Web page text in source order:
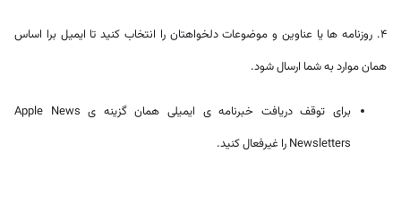
4. روزنامه ها یا عناوین و موضوعات دلخواهتان را انتخاب کنید تا ایمیل برا اساس
همان موارد به شما ارسال شود.
برای توقف دریافت خبرنامه ی ایمیلی همان گزینه ی Apple News
Newsletters را غیرفعال کنید.